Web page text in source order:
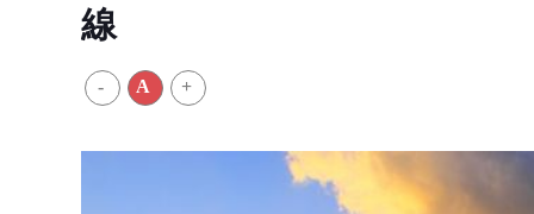
線
- A +